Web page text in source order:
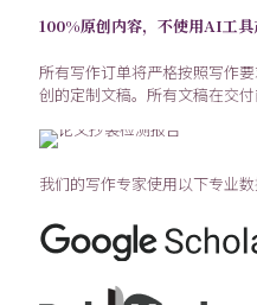
100%原创内容，不使用AI工具
所有写作订单将严格按照写作
创的定制文稿。所有文稿在交付
我们的写作专家使用以下专业